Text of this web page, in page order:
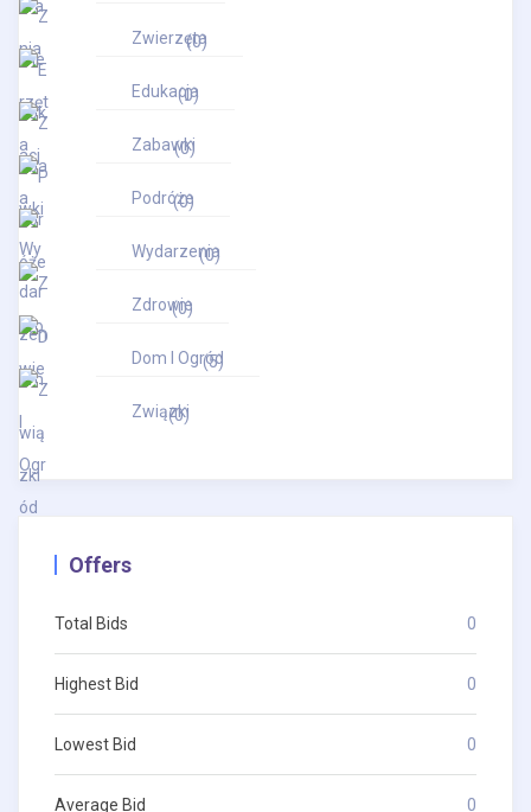
Zwierzęta
(0)
Edukacja
(0)
Zabawki
(0)
Podróże
(0)
Wydarzenia
(0)
Zdrowie
(0)
Dom I Ogród
(5)
Związki
(0)
Offers
Total Bids 0
Highest Bid 0
Lowest Bid 0
Average Bid 0